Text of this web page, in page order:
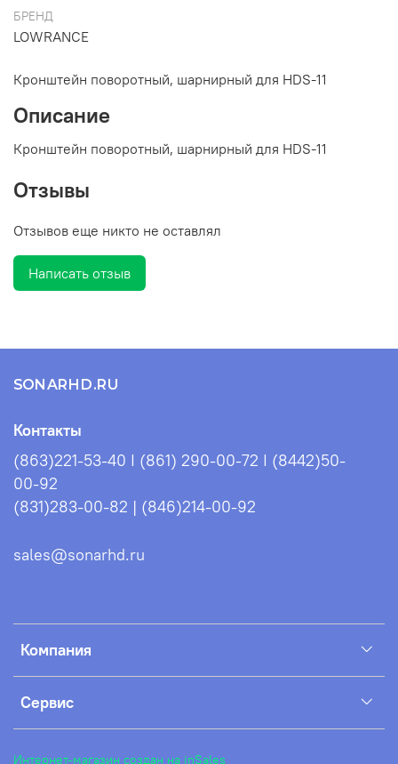
БРЕНД
LOWRANCE
Кронштейн поворотный, шарнирный для HDS-11
Описание
Кронштейн поворотный, шарнирный для HDS-11
Отзывы
Отзывов еще никто не оставлял
Написать отзыв
SONARHD.RU
Компания
Сервис
Контакты
(863)221-53-40 I (861) 290-00-72 I (8442)50-
00-92
(831)283-00-82 | (846)214-00-92
sales@sonarhd.ru
Интернет-магазин создан на inSales